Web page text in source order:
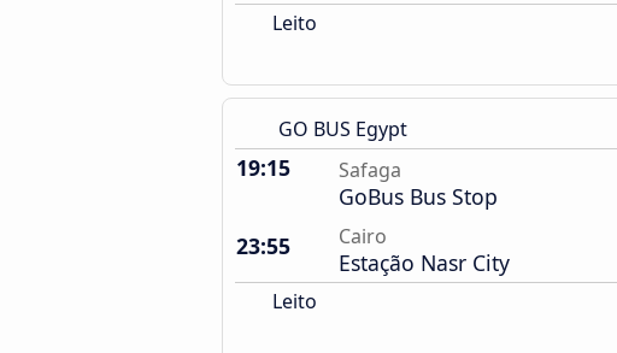
Leito
GO BUS Egypt
19:15 Safaga
GoBus Bus Stop
23:55
Cairo
Estação Nasr City
Leito